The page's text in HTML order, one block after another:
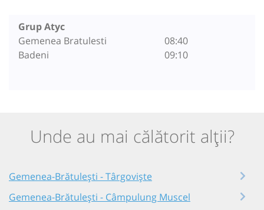
Grup Atyc
Gemenea Bratulesti
Badeni
08:40
09:10
Unde au mai călătorit alții?
Gemenea-Brătulești - Târgoviște
Gemenea-Brătulești - Câmpulung Muscel